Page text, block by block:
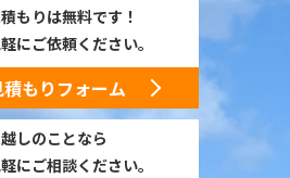
もりは無料です！
にご依頼ください。
もりフォーム
しのことなら
にご相談ください。